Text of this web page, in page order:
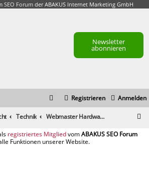
SEO Forumder ABAKUS Internet Marketing GmbH
Newsletter
abonnieren
Anmelden
Registrieren
Technik Webmaster Hardware, Server, Hosting, Technik
registriertes Mitglied